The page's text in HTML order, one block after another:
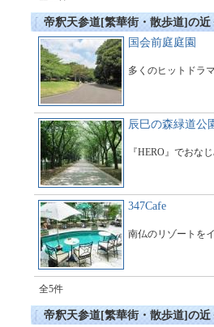
帝釈天参道[繁華街・散歩道]の
国会前庭庭園
多くのヒットドラ
辰巳の森緑道公
『HERO』でおな
347Cafe
南仏のリゾートを
全5件
帝釈天参道[繁華街・散歩道]の